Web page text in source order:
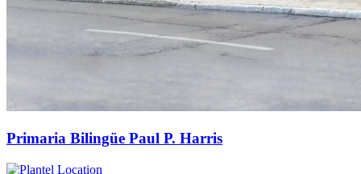
Primaria Bilingüe Paul P. Harris